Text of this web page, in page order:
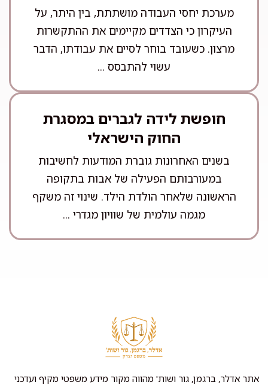
מערכת יחסי העבודה מושתתת, בין היתר, על
העיקרון כי הצדדים מקיימים את ההתקשרות
מרצון. כשעובד בוחר לסיים את עבודתו, הדבר
עשוי להתבסס ...
חופשת לידה לגברים במסגרת
החוק הישראלי
בשנים האחרונות גוברת המודעות לחשיבות
במעורבותם הפעילה של אבות בתקופה
הראשונה שלאחר הולדת הילד. שינוי זה משקף
מגמה עולמית של שוויון מגדרי ...
אתר אדלר, ברגמן, גור ושות' מהווה מקור מידע משפטי מקיף ועדכני